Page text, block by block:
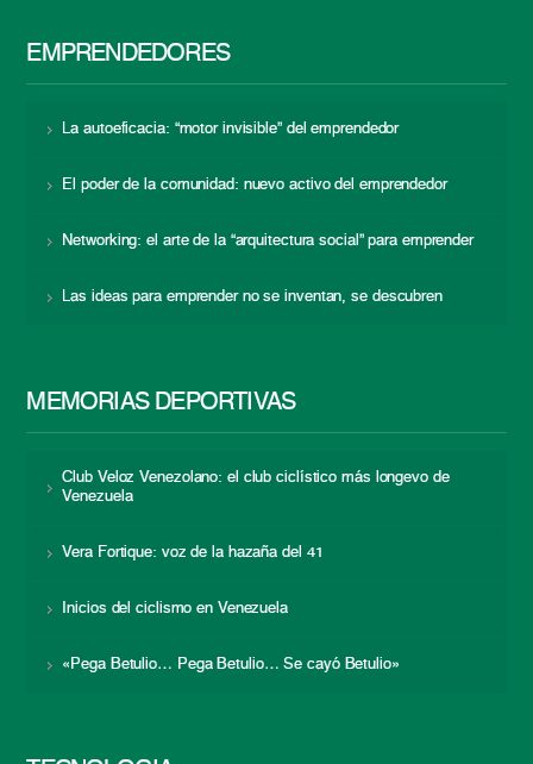
EMPRENDEDORES
La autoeficacia: “motor invisible” del emprendedor
El poder de la comunidad: nuevo activo del emprendedor
Networking: el arte de la “arquitectura social” para emprender
Las ideas para emprender no se inventan, se descubren
MEMORIAS DEPORTIVAS
Club Veloz Venezolano: el club ciclístico más longevo de
Venezuela
Vera Fortique: voz de la hazaña del 41
Inicios del ciclismo en Venezuela
«Pega Betulio… Pega Betulio… Se cayó Betulio»